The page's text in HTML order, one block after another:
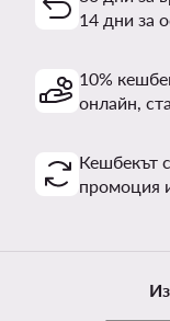
14 дни за
10%
онлайн,
Кешбекът
промоция